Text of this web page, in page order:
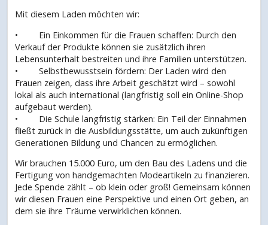
Mit diesem Laden möchten wir:
• Ein Einkommen für die Frauen schaffen: Durch den
Verkauf der Produkte können sie zusätzlich ihren
Lebensunterhalt bestreiten und ihre Familien unterstützen.
• Selbstbewusstsein fördern: Der Laden wird den
Frauen zeigen, dass ihre Arbeit geschätzt wird – sowohl
lokal als auch international (langfristig soll ein Online-Shop
aufgebaut werden).
• Die Schule langfristig stärken: Ein Teil der Einnahmen
fließt zurück in die Ausbildungsstätte, um auch zukünftigen
Generationen Bildung und Chancen zu ermöglichen.
Wir brauchen 15.000 Euro, um den Bau des Ladens und die
Fertigung von handgemachten Modeartikeln zu finanzieren.
Jede Spende zählt – ob klein oder groß! Gemeinsam können
wir diesen Frauen eine Perspektive und einen Ort geben, an
dem sie ihre Träume verwirklichen können.